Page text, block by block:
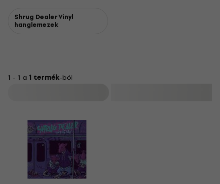
Shrug Dealer Vinyl
hanglemezek
1 - 1 a 1 termék-ból